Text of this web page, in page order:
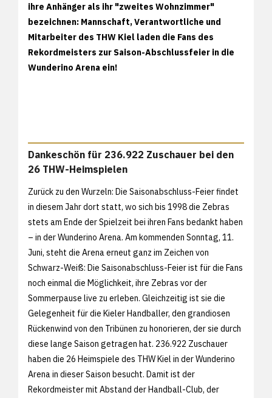
ihre Anhänger als ihr "zweites Wohnzimmer"
bezeichnen: Mannschaft, Verantwortliche und
Mitarbeiter des THW Kiel laden die Fans des
Rekordmeisters zur Saison-Abschlussfeier in die
Wunderino Arena ein!
Dankeschön für 236.922 Zuschauer bei den
26 THW-Heimspielen
Zurück zu den Wurzeln: Die Saisonabschluss-Feier findet
in diesem Jahr dort statt, wo sich bis 1998 die Zebras
stets am Ende der Spielzeit bei ihren Fans bedankt haben
– in der Wunderino Arena. Am kommenden Sonntag, 11.
Juni, steht die Arena erneut ganz im Zeichen von
Schwarz-Weiß: Die Saisonabschluss-Feier ist für die Fans
noch einmal die Möglichkeit, ihre Zebras vor der
Sommerpause live zu erleben. Gleichzeitig ist sie die
Gelegenheit für die Kieler Handballer, den grandiosen
Rückenwind von den Tribünen zu honorieren, der sie durch
diese lange Saison getragen hat. 236.922 Zuschauer
haben die 26 Heimspiele des THW Kiel in der Wunderino
Arena in dieser Saison besucht. Damit ist der
Rekordmeister mit Abstand der Handball-Club, der